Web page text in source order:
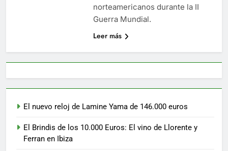
norteamericanos durante la II
Guerra Mundial.
Leer más
El nuevo reloj de Lamine Yama de 146.000 euros
El Brindis de los 10.000 Euros: El vino de Llorente y
Ferran en Ibiza